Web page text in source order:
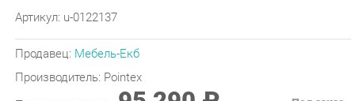
Производитель:Pointex
Последняя цена: 95 290 ₽